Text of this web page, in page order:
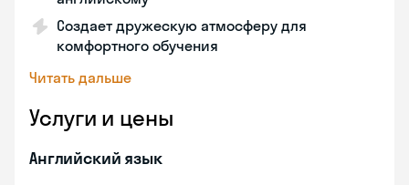
Создает дружескую атмосферу для
комфортного обучения
Читать дальше
Услуги и цены
Английский язык